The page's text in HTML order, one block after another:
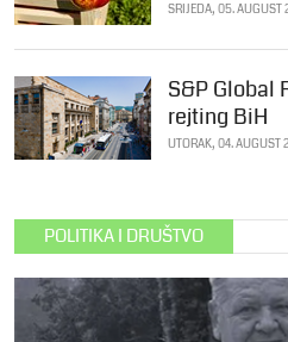
SRIJEDA, 05. AUGUST
S&P Global
rejting BiH
UTORAK, 04. AUGUST
POLITIKA I DRUŠTVO